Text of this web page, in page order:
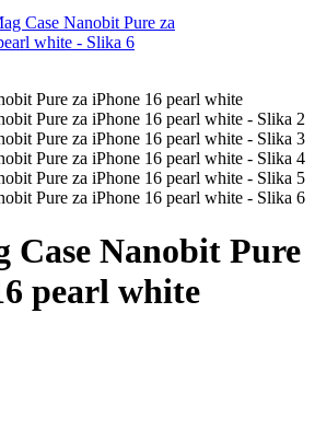
Case Nanobit Pure
pearl white